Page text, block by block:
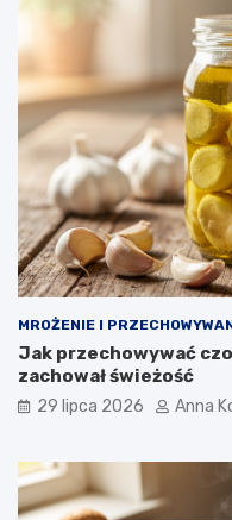
MROŻENIE I
Jak przechowywać
zachował świeżość
29 lipca 2026 Anna